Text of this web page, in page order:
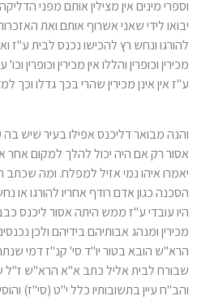
וספרי מינים אין מצילין אותם מפני
יבואו לידי שאני אשרוף אותם ואת
להורגו ונחש רץ להכישו נכנס לבית ע"ז
מכירין וכופרין והללו אין מכירין
ע"ז אין אינן מכירין שהרי בכך גדלו וכך
והנה מבואר דליכנס אפילו בעיר שיש
אסור רק אם היה יכול להלך למקום
יאמרו איהו נמי אזיל למפלח. ומה
הסכנה כגון אדם רודף אחריו להורגו או
היו עובדי ע"ז ממש היתה אסור ליכנס
מכירין ומנהג אבותיהם בידיהם ולכן
הרא"ש הובא בטור יו"ד סי' קנ"ז דמי
שבורח לבית אליל כתב א"א הרא"ש ז"ל
והב"ח עיין בתשובותיו כלל י"ט (סי"ז)